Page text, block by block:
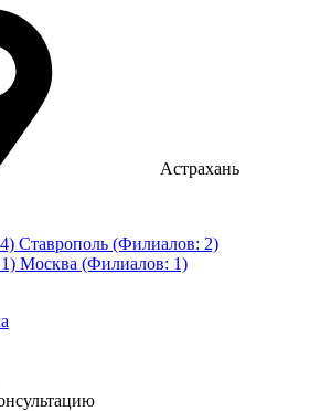
Астрахань
Ставрополь (Филиалов: 2)
Москва (Филиалов: 1)